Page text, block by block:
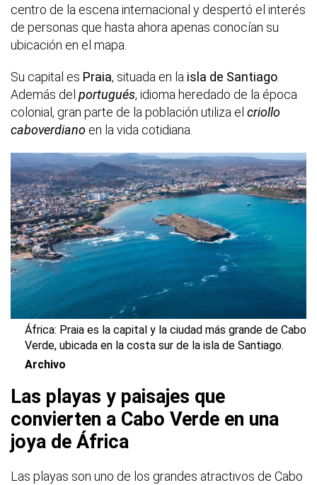
centro de la escena internacional y despertó el interés
de personas que hasta ahora apenas conocían su
ubicación en el mapa.
Su capital es Praia, situada en la isla de Santiago
Además del portugués, idioma heredado de la época
colonial, gran parte de la población utiliza el criollo
caboverdiano en la vida cotidiana.
África: Praia es la capital y la ciudad más grande de Cabo
Verde, ubicada en la costa sur de la isla de Santiago.
Archivo
Las playas y paisajes que
convierten a Cabo Verde en una
joya de África
Las playas son uno de los grandes atractivos de Cabo